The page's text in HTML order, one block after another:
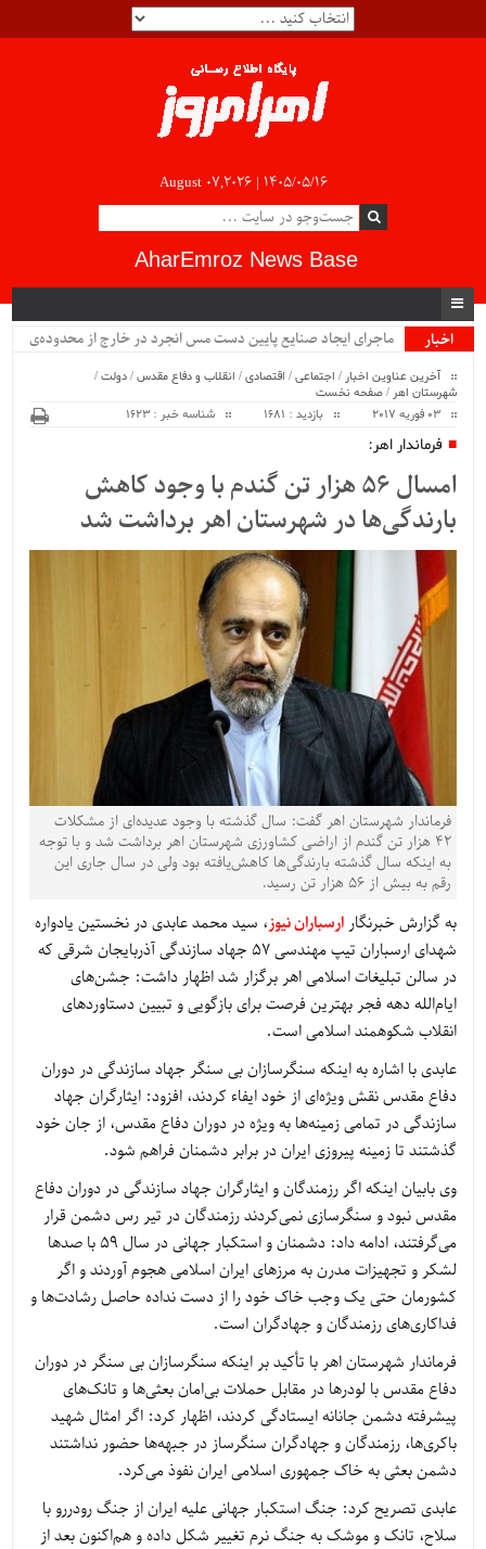
August 07,2026 | ۱۴۰۵/۰۵/۱۶
AharEmroz News Base
اخبار
ماجرای ایجاد صنایع پایین دست مس انجرد در خارج از محدوده‌ی
آخرین عناوین اخبار / اجتماعی/ اقتصادی/ انقلاب و دفاع مقدس/دولت/
شهرستان اهر /صفحه نخست
03 فوریه 2017
بازدید : 1681 شناسه خبر : 1623
فرماندار اهر:
امسال ۵۶ هزار تن گندم با وجود کاهش
بارندگی‌ها در شهرستان اهر برداشت شد
فرماندار شهرستان اهر گفت: سال گذشته با وجود عدیده‌ای از مشکلات
۴۲ هزار تن گندم از اراضی کشاورزی شهرستان اهر برداشت شد و با توجه
به اینکه سال گذشته بارندگی‌ها کاهش‌یافته بود ولی در سال جاری این
رقم به بیش از ۵۶ هزار تن رسید.
به گزارش خبرنگارارسباران نیوز، سید محمد عابدی در نخستین یادواره
شهدای ارسباران تیپ مهندسی 57 جهاد سازندگی آذربایجان شرقی که
در سالن تبلیغات اسلامی اهر برگزار شد اظهار داشت: جشن‌های
ایام‌الله دهه فجر بهترین فرصت برای بازگویی و تبیین دستاوردهای
انقلاب شکوهمند اسلامی است.
عابدی با اشاره به اینکه سنگرسازان بی سنگر جهاد سازندگی در دوران
دفاع مقدس نقش ویژه‌ای از خود ایفاء کردند، افزود: ایثارگران جهاد
سازندگی در تمامی زمینه‌ها به ویژه در دوران دفاع مقدس، از جان خود
گذشتند تا زمینه پیروزی ایران در برابر دشمنان فراهم شود.
وی بابیان اینکه اگر رزمندگان و ایثارگران جهاد سازندگی در دوران دفاع
مقدس نبود و سنگرسازی نمی‌کردند رزمندگان در تیر رس دشمن قرار
می‌گرفتند، ادامه داد: دشمنان و استکبار جهانی در سال 59 با صدها
لشکر و تجهیزات مدرن به مرزهای ایران اسلامی هجوم آوردند و اگر
کشورمان حتی یک وجب خاک خود را از دست نداده حاصل رشادت‌ها و
فداکاری‌های رزمندگان و جهادگران است.
فرماندار شهرستان اهر با تأکید بر اینکه سنگرسازان بی سنگر در دوران
دفاع مقدس با لودرها در مقابل حملات بی‌امان بعثی‌ها و تانک‌های
پیشرفته دشمن جانانه ایستادگی کردند، اظهار کرد: اگر امثال شهید
باکری‌ها، رزمندگان و جهادگران سنگرساز در جبهه‌ها حضور نداشتند
دشمن بعثی به خاک جمهوری اسلامی ایران نفوذ می‌کرد.
عابدی تصریح کرد: جنگ استکبار جهانی علیه ایران از جنگ رودررو با
سلاح، تانک و موشک به جنگ نرم تغییر شکل داده و هم‌اکنون بعد از